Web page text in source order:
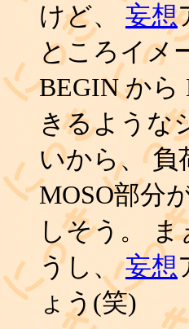
けど、 妄想
ところイメ
BEGIN か
きるような
いから、
MOSO部分
しそう。
うし、妄想
ょう(笑)